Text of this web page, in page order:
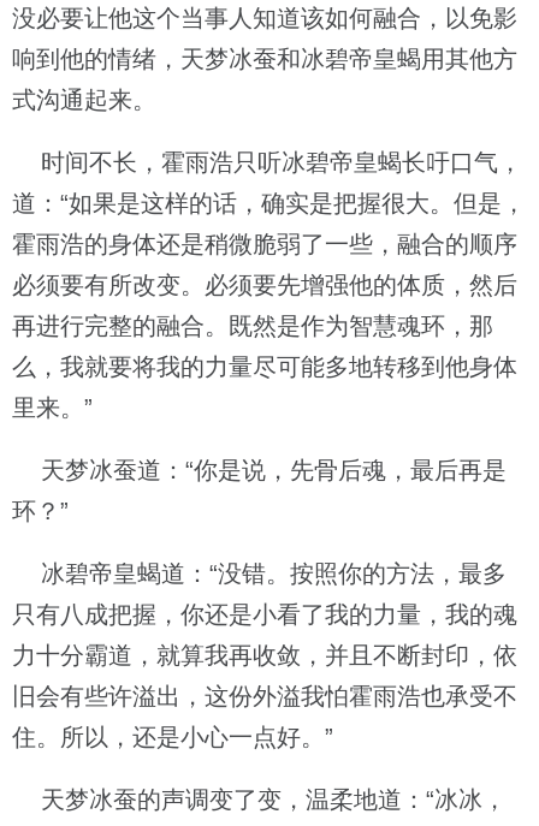
没必要让他这个当事人知道该如何融合，以免影
响到他的情绪，天梦冰蚕和冰碧帝皇蝎用其他方
式沟通起来。
时间不长，霍雨浩只听冰碧帝皇蝎长吁口气，
道：“如果是这样的话，确实是把握很大。但是，
霍雨浩的身体还是稍微脆弱了一些，融合的顺序
必须要有所改变。必须要先增强他的体质，然后
再进行完整的融合。既然是作为智慧魂环，那
么，我就要将我的力量尽可能多地转移到他身体
里来。”
天梦冰蚕道：“你是说，先骨后魂，最后再是
环？”
冰碧帝皇蝎道：“没错。按照你的方法，最多
只有八成把握，你还是小看了我的力量，我的魂
力十分霸道，就算我再收敛，并且不断封印，依
旧会有些许溢出，这份外溢我怕霍雨浩也承受不
住。所以，还是小心一点好。”
天梦冰蚕的声调变了变，温柔地道：“冰冰，